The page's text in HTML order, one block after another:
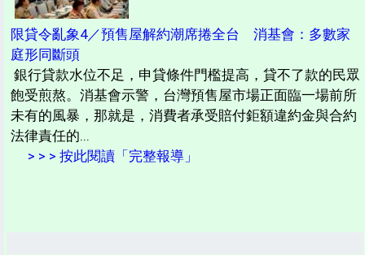
限貸令亂象4／預售屋解約潮席捲全台 消基會：多數家
庭形同斷頭
銀行貸款水位不足，申貸條件門檻提高，貸不了款的民眾
飽受煎熬。消基會示警，台灣預售屋市場正面臨一場前所
未有的風暴，那就是，消費者承受賠付鉅額違約金與合約
法律責任的...
> > > 按此閱讀「完整報導」